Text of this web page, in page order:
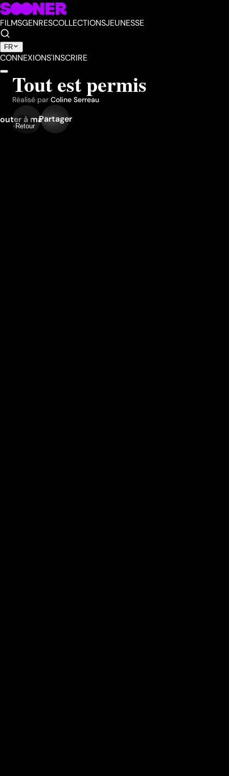
FILMSGENRESCOLLECTIONSJEUNESSE
FR
CONNEXIONS'INSCRIRE
Retour
Tout est permis
Réalisé par Coline Serreau
à ma liste
Partager